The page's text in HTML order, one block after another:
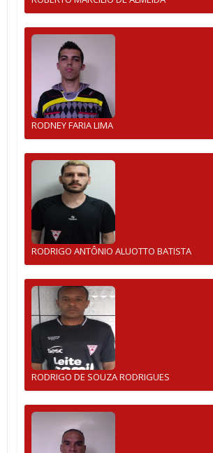
RODNEY FARIA LIMA
RODRIGO ANTÔNIO ALUOTTO BATISTA
RODRIGO DE SOUZA RODRIGUES